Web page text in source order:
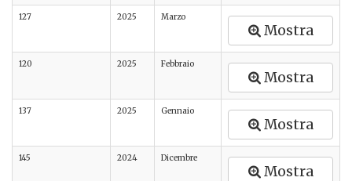
127 2025 Marzo
Mostra
120 2025 Febbraio
Mostra
137 2025 Gennaio
Mostra
145 2024 Dicembre
Mostra